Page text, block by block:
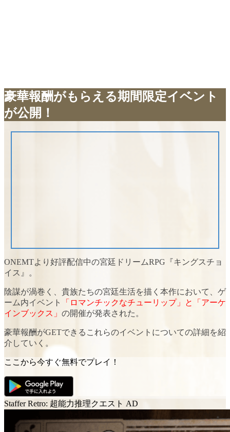
豪華報酬がもらえる期間限定イベント
が公開！
ONEMTより好評配信中の宮廷ドリームRPG 『キングスチョ
イス』
。
陰謀が渦巻く、貴族たちの宮廷生活を描く本作において、ゲ
ーム内イベント
「ロマンチックなチューリップ」と「アーケ
インブックス」 の開催が発表された。
豪華報酬がGETできるこれらのイベントについての詳細を紹
介していく。
ここから今すぐ無料でプレイ！
Staffer Retro: 超能力推理クエスト AD